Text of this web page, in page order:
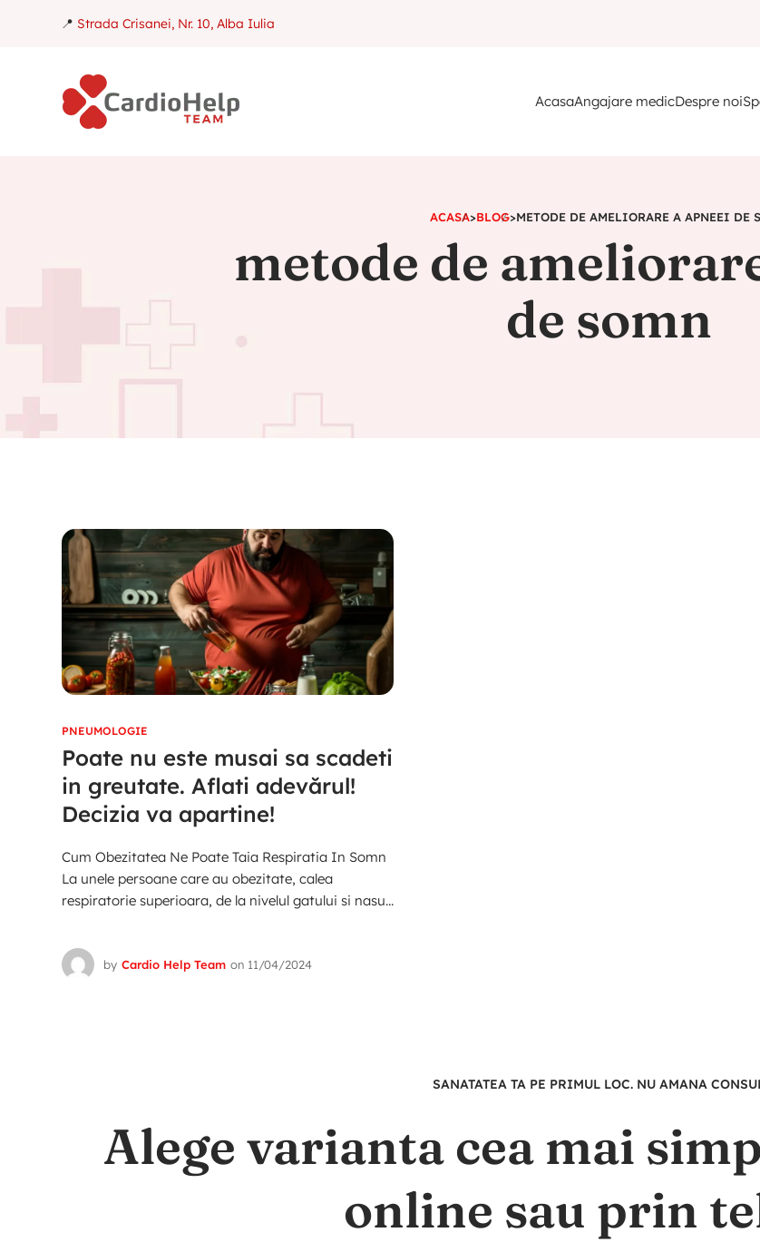
📍 Strada Crisanei, Nr. 10, Alba Iulia
AcasaAngajare medicDespre noi
ACASA>BLOG>METODE DE AMELIORARE A APNEEI DE
metode de
de somn
PNEUMOLOGIE
Poate nu este musai sa scadeti
in greutate. Aflati adevărul!
Decizia va apartine!
Cum Obezitatea Ne Poate Taia Respiratia In Somn
La unele persoane care au obezitate, calea
respiratorie superioara, de la nivelul gatului si nasu...
by Cardio Help Team on 11/04/2024
SANATATEA TA PE PRIMUL LOC. NU AMANA
Alege varianta cea mai
online sau prin